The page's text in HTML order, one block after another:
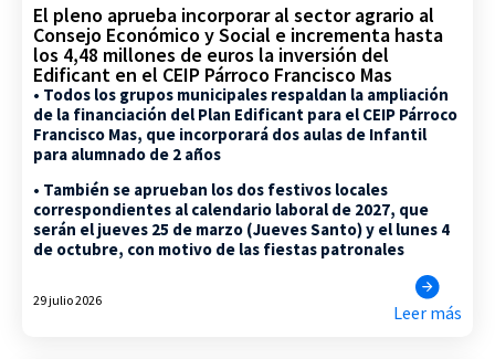
El pleno aprueba incorporar al sector agrario al
Consejo Económico y Social e incrementa hasta
los 4,48 millones de euros la inversión del
Edificant en el CEIP Párroco Francisco Mas
• Todos los grupos municipales respaldan la ampliación
de la financiación del Plan Edificant para el CEIP Párroco
Francisco Mas, que incorporará dos aulas de Infantil
para alumnado de 2 años
• También se aprueban los dos festivos locales
correspondientes al calendario laboral de 2027, que
serán el jueves 25 de marzo (Jueves Santo) y el lunes 4
de octubre, con motivo de las fiestas patronales
29 julio 2026
Leer más